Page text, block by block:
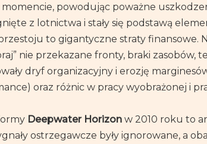
momencie, powodując poważne
z lotnictwa i stały się podstawą
to gigantyczne straty finansowe.
nie przekazane fronty, braki zasobów,
dryf organizacyjny i erozję
oraz różnic w pracy wyobrażonej i
Deepwater Horizon w 2010 roku to
ostrzegawcze były ignorowane, a